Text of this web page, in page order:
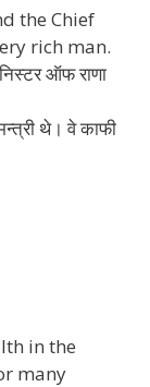
the Chief
rich man.
ऑफ राणा
थे। वे काफी
in the
many